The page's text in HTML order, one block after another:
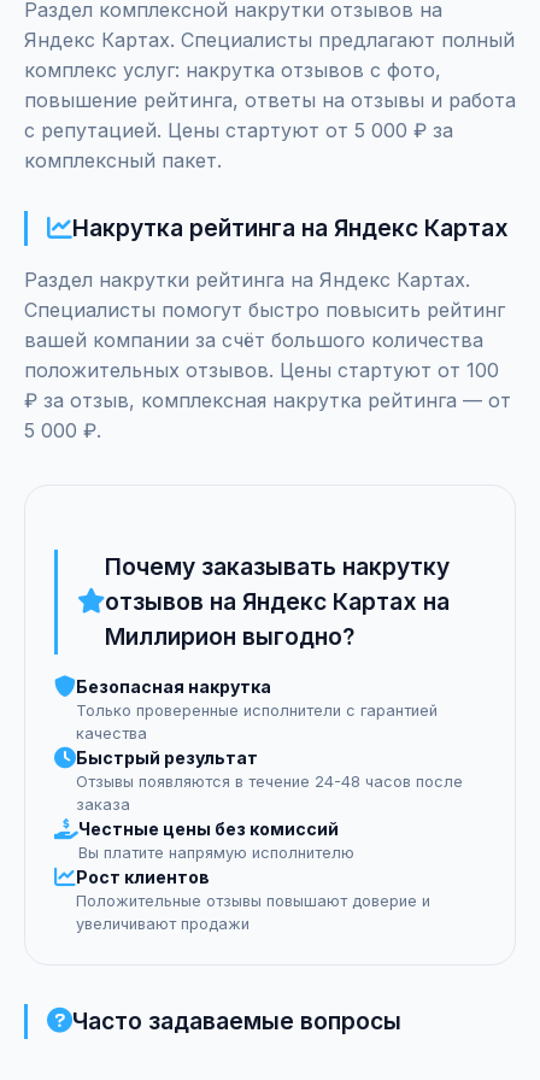
Раздел комплексной накрутки отзывов на
Яндекс Картах. Специалисты предлагают полный
комплекс услуг: накрутка отзывов с фото,
повышение рейтинга, ответы на отзывы и работа
с репутацией. Цены стартуют от 5 000 ₽ за
комплексный пакет.
Накрутка рейтинга на Яндекс Картах
Раздел накрутки рейтинга на Яндекс Картах.
Специалисты помогут быстро повысить рейтинг
вашей компании за счёт большого количества
положительных отзывов. Цены стартуют от 100
₽ за отзыв, комплексная накрутка рейтинга — от
5 000 ₽.
Почему заказывать накрутку
отзывов на Яндекс Картах на
Миллирион выгодно?
Безопасная накрутка
Только проверенные исполнители с гарантией
качества
Быстрый результат
Отзывы появляются в течение 24-48 часов после
заказа
Честные цены без комиссий
Вы платите напрямую исполнителю
Рост клиентов
Положительные отзывы повышают доверие и
увеличивают продажи
Часто задаваемые вопросы